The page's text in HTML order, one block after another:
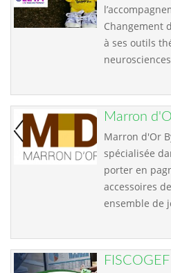
Changement
à ses outils
Marron
Marron d'Or
spécialisée
porter en
accessoires
ensemble de